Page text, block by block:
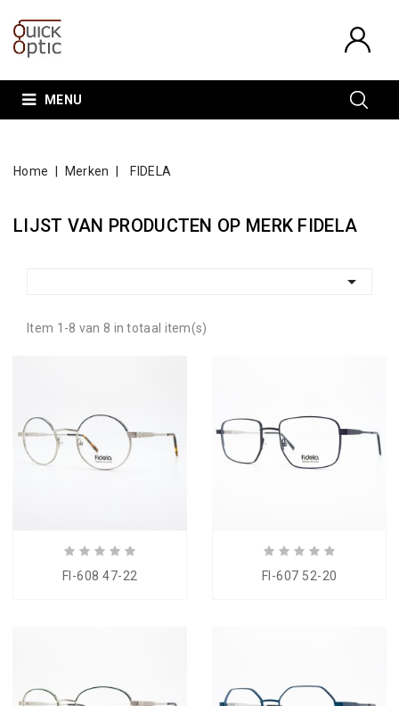
MENU
Home Merken FIDELA
LIJST VAN PRODUCTEN OP MERK FIDELA

Item 1-8 van 8 in totaal item(s)
FI-608 47-22 FI-607 52-20